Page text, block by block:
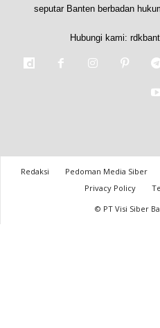
seputar Banten berbadan
Hubungi kami:
Redaksi Pedoman Media Siber
Privacy Policy
© PT Visi Siber